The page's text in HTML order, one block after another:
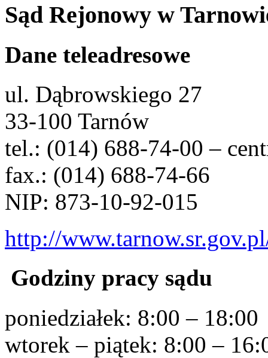
Sąd Rejonowy w
Dane teleadresowe
ul. Dąbrowskiego 27
33-100 Tarnów
tel.: (014) 688-74-00 –
fax.: (014) 688-74-66
NIP: 873-10-92-015
http://
Godziny pracy sądu
poniedziałek: 8:00 – 18:00
wtorek – piątek: 8:00 –